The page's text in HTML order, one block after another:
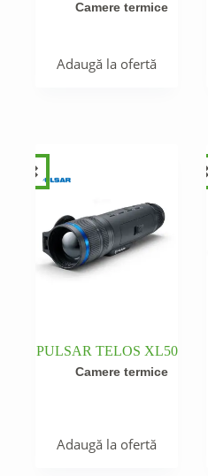
Camere termice
Adaugă la ofertă
PULSAR TELOS XL50
Camere termice
Adaugă la ofertă